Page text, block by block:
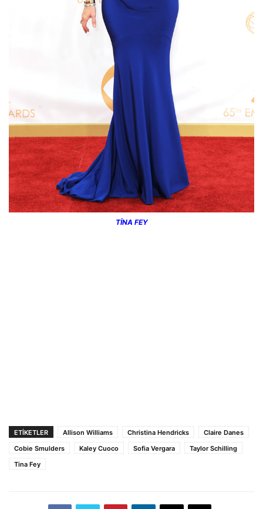
TİNA FEY
ETİKETLER Allison Williams Christina Hendricks
Claire Danes
Cobie Smulders
Kaley Cuoco Sofia Vergara
Taylor Schilling
Tina Fey